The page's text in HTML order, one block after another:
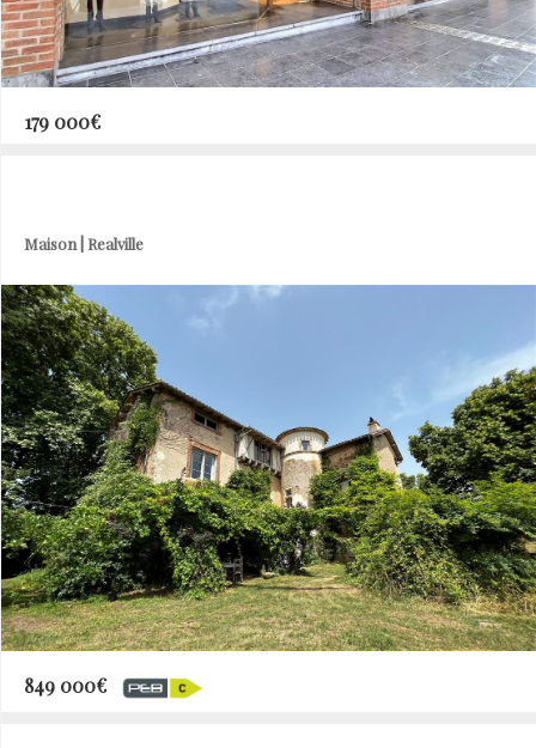
179 000€
Maison | Realville
849 000€